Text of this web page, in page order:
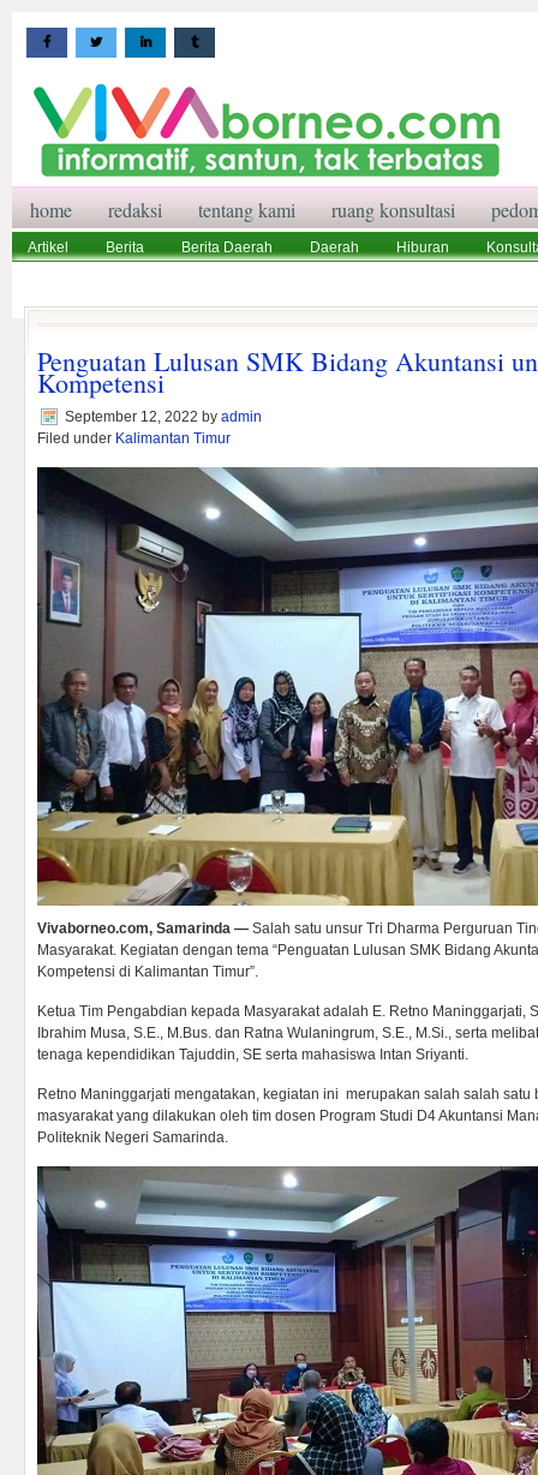
home redaksi tentang kami ruang konsultasi
Artikel Berita Berita Daerah Daerah Hiburan
Penguatan Lulusan SMK Bidang Akuntansi
Kompetensi
September 12, 2022 by admin
Filed under Kalimantan Timur
Vivaborneo.com, Samarinda — Salah satu unsur Tri Dharma Perguruan
Masyarakat. Kegiatan dengan tema “Penguatan Lulusan SMK Bidang
Kompetensi di Kalimantan Timur”.
Ketua Tim Pengabdian kepada Masyarakat adalah E. Retno Maninggarjati,
Ibrahim Musa, S.E., M.Bus. dan Ratna Wulaningrum, S.E., M.Si., serta
tenaga kependidikan Tajuddin, SE serta mahasiswa Intan Sriyanti.
Retno Maninggarjati mengatakan, kegiatan ini merupakan salah salah
masyarakat yang dilakukan oleh tim dosen Program Studi D4 Akuntansi
Politeknik Negeri Samarinda.